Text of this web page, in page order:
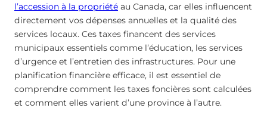
l’accession à la propriété au Canada, car elles influencent
directement vos dépenses annuelles et la qualité des
services locaux. Ces taxes financent des services
municipaux essentiels comme l’éducation, les services
d’urgence et l’entretien des infrastructures. Pour une
planification financière efficace, il est essentiel de
comprendre comment les taxes foncières sont calculées
et comment elles varient d’une province à l’autre.